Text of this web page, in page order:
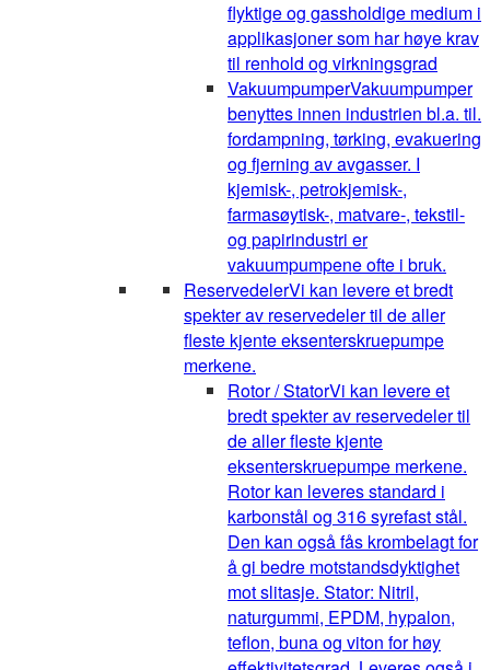
flyktige og gassholdige medium i
applikasjoner som har høye krav
til renhold og virkningsgrad
VakuumpumperVakuumpumper
benyttes innen industrien bl.a. til.
fordampning, tørking, evakuering
og fjerning av avgasser. I
kjemisk-, petrokjemisk-,
farmasøytisk-, matvare-, tekstil-
og papirindustri er
vakuumpumpene ofte i bruk.
ReservedelerVi kan levere et bredt
spekter av reservedeler til de aller
fleste kjente eksenterskruepumpe
merkene.
Rotor / StatorVi kan levere et
bredt spekter av reservedeler til
de aller fleste kjente
eksenterskruepumpe merkene.
Rotor kan leveres standard i
karbonstål og 316 syrefast stål.
Den kan også fås krombelagt for
å gi bedre motstandsdyktighet
mot slitasje. Stator: Nitril,
naturgummi, EPDM, hypalon,
teflon, buna og viton for høy